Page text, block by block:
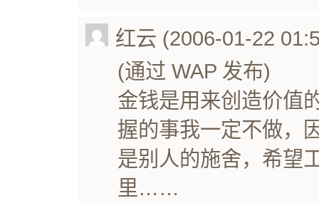
红云 (2006-01-22
(通过 WAP 发布)
金钱是用来创造价值
握的事我一定不做，
是别人的施舍，希望
里……